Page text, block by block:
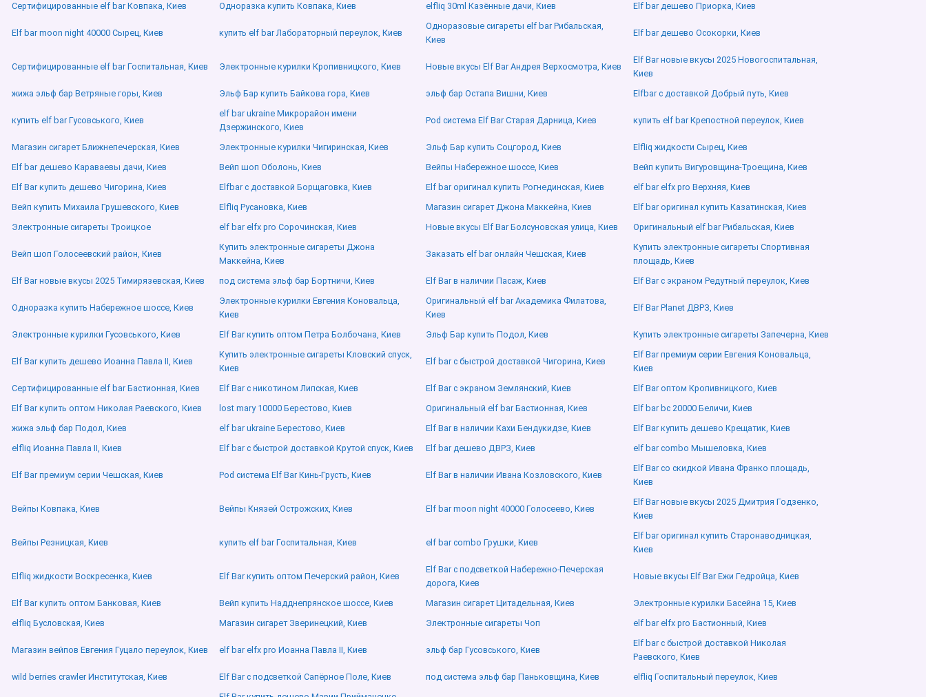
Сертифицированные elf bar Ковпака, Киев Одноразка купить Ковпака, Киев elfliq 30ml Казённые дачи, Киев Elf bar дешево Приорка, Киев
Elf bar moon night 40000 Сырец, Киев купить elf bar Лабораторный переулок, Киев
Одноразовые сигареты elf bar Рибальская,
Киев
Elf bar дешево Осокорки, Киев
Сертифицированные elf bar Госпитальная, Киев Электронные курилки Кропивницкого, Киев Новые вкусы Elf Bar Андрея Верхосмотра, Киев
Elf Bar новые вкусы 2025 Новогоспитальная,
Киев
жижа эльф бар Ветряные горы, Киев
Эльф Бар купить Байкова гора, Киев эльф бар Остапа Вишни, Киев Elfbar с доставкой Добрый путь, Киев
купить elf bar Гусовського, Киев
elf bar ukraine Микрорайон имени
Дзержинского, Киев
Pod система Elf Bar Старая Дарница, Киев купить elf bar Крепостной переулок, Киев
Магазин сигарет Ближнепечерская, Киев Электронные курилки Чигиринская, Киев Эльф Бар купить Соцгород, Киев
Elfliq жидкости Сырец, Киев
Elf bar дешево Караваевы дачи, Киев
Вейп шоп Оболонь, Киев Вейпы Набережное шоссе, Киев
Вейп купить Вигуровщина-Троещина, Киев
Elf Bar купить дешево Чигорина, Киев
Elfbar с доставкой Борщаговка, Киев Elf bar оригинал купить Рогнединская, Киев
elf bar elfx pro Верхняя, Киев
Вейп купить Михаила Грушевского, Киев
Elfliq Русановка, Киев Магазин сигарет Джона Маккейна, Киев
Elf bar оригинал купить Казатинская, Киев
Электронные сигареты Троицкое
elf bar elfx pro Сорочинская, Киев Новые вкусы Elf Bar Болсуновская улица, Киев Оригинальный elf bar Рибальская, Киев
Вейп шоп Голосеевский район, Киев
Купить электронные сигареты Джона
Маккейна, Киев
Заказать elf bar онлайн Чешская, Киев
Купить электронные сигареты Спортивная
площадь, Киев
Elf Bar новые вкусы 2025 Тимирязевская, Киев
под система эльф бар Бортничи, Киев Elf Bar в наличии Пасаж, Киев Elf Bar с экраном Редутный переулок, Киев
Одноразка купить Набережное шоссе, Киев
Электронные курилки Евгения Коновальца,
Киев
Оригинальный elf bar Академика Филатова,
Киев
Elf Bar Planet ДВРЗ, Киев
Электронные курилки Гусовського, Киев Elf Bar купить оптом Петра Болбочана, Киев Эльф Бар купить Подол, Киев Купить электронные сигареты Запечерна, Киев
Elf Bar купить дешево Иоанна Павла ІІ, Киев
Купить электронные сигареты Кловский спуск,
Киев
Elf bar с быстрой доставкой Чигорина, Киев
Elf Bar премиум серии Евгения Коновальца,
Киев
Сертифицированные elf bar Бастионная, Киев
Elf Bar с никотином Липская, Киев Elf Bar с экраном Землянский, Киев
Elf Bar оптом Кропивницкого, Киев
Elf Bar купить оптом Николая Раевского, Киев
lost mary 10000 Берестово, Киев Оригинальный elf bar Бастионная, Киев
Elf bar bc 20000 Беличи, Киев
жижа эльф бар Подол, Киев
elf bar ukraine Берестово, Киев Elf Bar в наличии Кахи Бендукидзе, Киев
Elf Bar купить дешево Крещатик, Киев
elfliq Иоанна Павла ІІ, Киев
Elf bar с быстрой доставкой Крутой спуск, Киев Elf bar дешево ДВРЗ, Киев elf bar combo Мышеловка, Киев
Elf Bar премиум серии Чешская, Киев Pod система Elf Bar Кинь-Грусть, Киев Elf Bar в наличии Ивана Козловского, Киев
Elf Bar со скидкой Ивана Франко площадь,
Киев
Вейпы Ковпака, Киев Вейпы Князей Острожских, Киев Elf bar moon night 40000 Голосеево, Киев
Elf Bar новые вкусы 2025 Дмитрия Годзенко,
Киев
Вейпы Резницкая, Киев купить elf bar Госпитальная, Киев elf bar combo Грушки, Киев
Elf bar оригинал купить Старонаводницкая,
Киев
Elfliq жидкости Воскресенка, Киев Elf Bar купить оптом Печерский район, Киев
Elf Bar с подсветкой Набережно-Печерская
дорога, Киев
Новые вкусы Elf Bar Ежи Гедройца, Киев
Elf Bar купить оптом Банковая, Киев Вейп купить Надднепрянское шоссе, Киев Магазин сигарет Цитадельная, Киев
Электронные курилки Басейна 15, Киев
elfliq Бусловская, Киев
Магазин сигарет Зверинецкий, Киев Электронные сигареты Чоп elf bar elfx pro Бастионный, Киев
Магазин вейпов Евгения Гуцало переулок, Киев elf bar elfx pro Иоанна Павла ІІ, Киев эльф бар Гусовського, Киев
Elf bar с быстрой доставкой Николая
Раевского, Киев
wild berries crawler Институтская, Киев
Elf Bar с подсветкой Сапёрное Поле, Киев под система эльф бар Паньковщина, Киев
elfliq Госпитальный переулок, Киев